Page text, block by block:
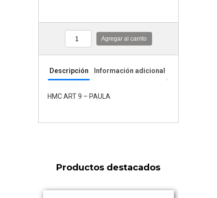
Cantidad Agregar al carrito
Descripción Información adicional
HMC ART 9 – PAULA
Productos destacados